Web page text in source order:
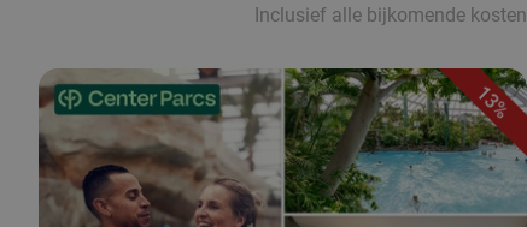
Inclusief alle bijkomende kosten
13%